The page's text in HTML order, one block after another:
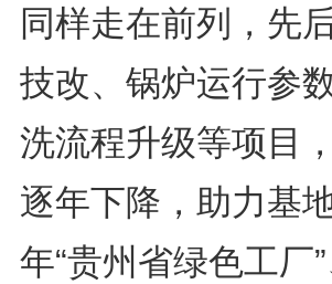
同样走在前列，先
技改、锅炉运行参
洗流程升级等项目
逐年下降，助力基
年“贵州省绿色工厂